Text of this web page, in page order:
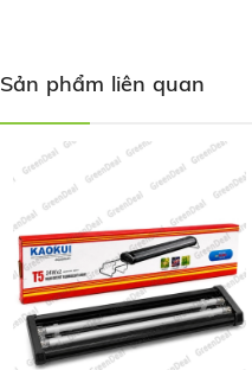
Sản phẩm liên quan